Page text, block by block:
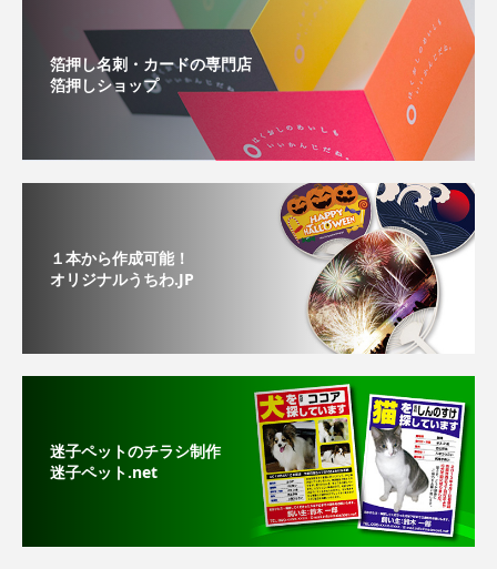
箔押し名刺・カードの専門店
箔押しショップ
１本から作成可能！
オリジナルうちわ.JP
迷子ペットのチラシ制作
迷子ペット.net